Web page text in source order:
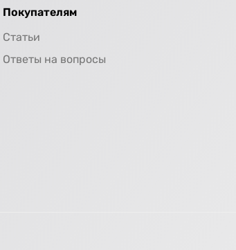
Покупателям
Статьи
Ответы на вопросы